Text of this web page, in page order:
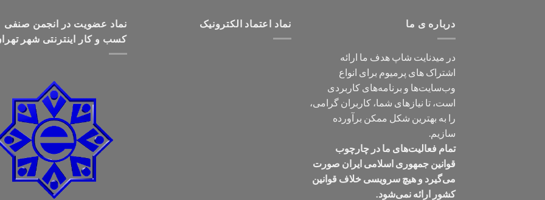
درباره ی ما
در میدنایت شاپ هدف ما ارائه
اشتراک های پرمیوم برای انواع
وب‌سایت‌ها و برنامه‌های کاربردی
است، تا نیازهای شما، کاربران گرامی،
را به بهترین شکل ممکن برآورده
سازیم.
تمام فعالیت‌های ما در چارچوب
قوانین جمهوری اسلامی ایران صورت
می‌گیرد و هیچ سرویسی خلاف قوانین
کشور ارائه نمی‌شود.
نماد اعتماد الکترونیک
نماد عضویت در انجمن صنفی
کسب و کار اینترنتی شهر